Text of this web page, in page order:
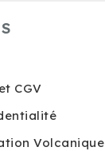
CGV
Volcanique